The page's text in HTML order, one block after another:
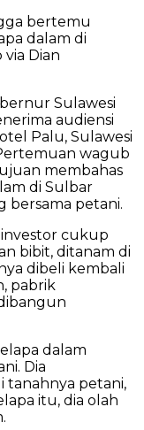
bertemu
dalam di
via Dian
Sulawesi
audiensi
Palu, Sulawesi
wagub
membahas
di Sulbar
bersama petani.
cukup
bibit, ditanam di
dibeli kembali
pabrik
dalam
Dia
tanahnya petani,
itu, dia olah